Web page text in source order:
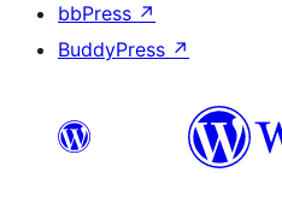
bbPress ↗
BuddyPress ↗